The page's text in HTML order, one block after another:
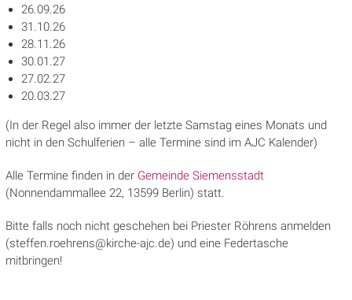
26.09.26
31.10.26
28.11.26
30.01.27
27.02.27
20.03.27
(In der Regel also immer der letzte Samstag eines Monats und
nicht in den Schulferien – alle Termine sind im AJC Kalender)
Alle Termine finden in der Gemeinde Siemensstadt
(Nonnendammallee 22, 13599 Berlin) statt.
Bitte falls noch nicht geschehen bei Priester Röhrens anmelden
(steffen.roehrens@kirche-ajc.de) und eine Federtasche
mitbringen!